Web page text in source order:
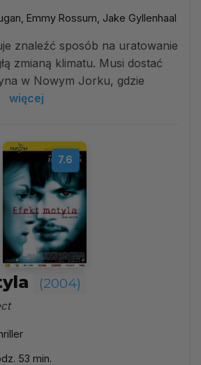
Emmy Rossum, Jake Gyllenhaal
znaleźć sposób na uratowanie
zmianą klimatu. Musi dostać
w Nowym Jorku, gdzie
więcej
7.6
(2004)
53 min.